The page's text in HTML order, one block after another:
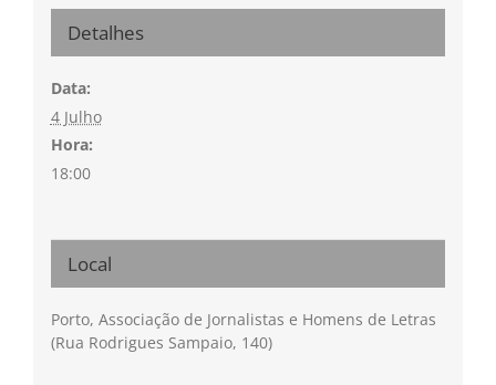
Detalhes
Data:
4 Julho
Hora:
18:00
Local
Porto, Associação de Jornalistas e Homens de Letras
(Rua Rodrigues Sampaio, 140)